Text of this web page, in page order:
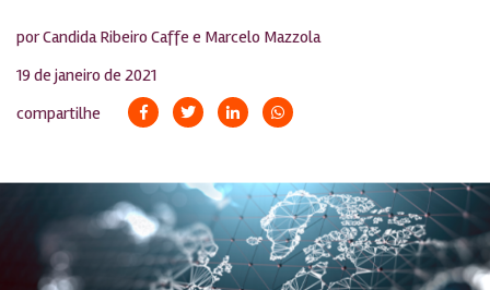
por Candida Ribeiro Caffe e Marcelo Mazzola
19 de janeiro de 2021
compartilhe